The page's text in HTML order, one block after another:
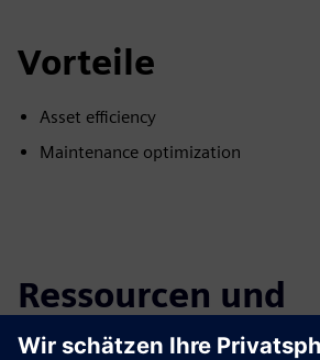
Vorteile
Asset efficiency
Maintenance optimization
Ressourcen und
verwandte